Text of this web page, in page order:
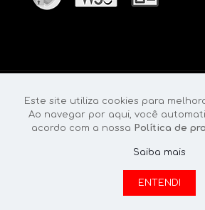
© 2023 Grupo Gilfire | Todos os direitos
BOX4 inc .
Este site utiliza cookies para
Ao navegar por aqui, você
acordo com a nossa Política de
Saiba mais
ENTENDI